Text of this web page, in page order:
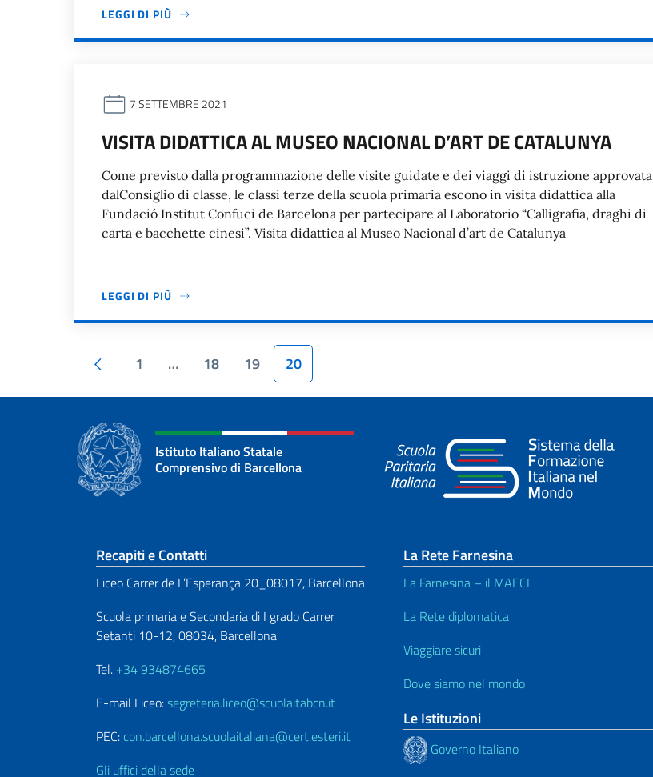
LEGGI DI PIÙ
7 SETTEMBRE 2021
VISITA DIDATTICA AL MUSEO NACIONAL D’ART DE CATALUNYA
Come previsto dalla programmazione delle visite guidate e dei viaggi di istruzione approvata
dalConsiglio di classe, le classi terze della scuola primaria escono in visita didattica alla
Fundació Institut Confuci de Barcelona per partecipare al Laboratorio “Calligrafia, draghi di
carta e bacchette cinesi”. Visita didattica al Museo Nacional d’art de Catalunya
LEGGI DI PIÙ
Paginazione
Pagina precedente
1 … 18 19 20
Istituto Italiano Statale
Comprensivo di Barcellona
Sezione footer
Recapiti e Contatti
Liceo Carrer de L’Esperança 20_08017, Barcellona
Scuola primaria e Secondaria di I grado Carrer
Setanti 10-12, 08034, Barcellona
Tel. +34 934874665
E-mail Liceo:segreteria.liceo@scuolaitabcn.it
PEC: con.barcellona.scuolaitaliana@cert.esteri.it
Gli uffici della sede
La Rete Farnesina
La Farnesina – il MAECI
La Rete diplomatica
Viaggiare sicuri
Dove siamo nel mondo
Le Istituzioni
Governo Italiano